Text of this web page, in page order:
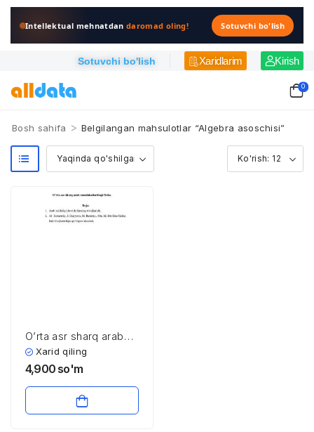
Intellektual mehnatdandaromad oling! Sotuvchi bo'lish
Sotuvchi bo'lish Xaridlarim Kirish
0
Bosh sahifa > Belgilangan mahsulotlar “Algebra asoschisi”
O’rta asr sharq arab
mamlakatlaridagi fizika
Xarid qiling
4,900 so'm